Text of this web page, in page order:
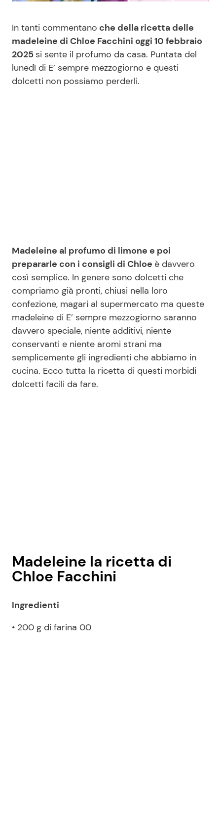
Mondo Mamma
News benessere
Le Ricette in TV
Primi Piatti
Chi siamo
Disclaimer e Privacy
Redazione
Contattaci
Privacy Policy
In tanti commentano che della ricetta delle
madeleine di Chloe Facchini oggi 10 febbraio
2025 si sente il profumo da casa. Puntata del
lunedì di E’ sempre mezzogiorno e questi
dolcetti non possiamo perderli.
Madeleine al profumo di limone e poi
prepararle con i consigli di Chloe è davvero
così semplice. In genere sono dolcetti che
compriamo già pronti, chiusi nella loro
confezione, magari al supermercato ma queste
madeleine di E’ sempre mezzogiorno saranno
davvero speciale, niente additivi, niente
conservanti e niente aromi strani ma
semplicemente gli ingredienti che abbiamo in
cucina. Ecco tutta la ricetta di questi morbidi
dolcetti facili da fare.
Madeleine la ricetta di
Chloe Facchini
Ingredienti
• 200 g di farina 00